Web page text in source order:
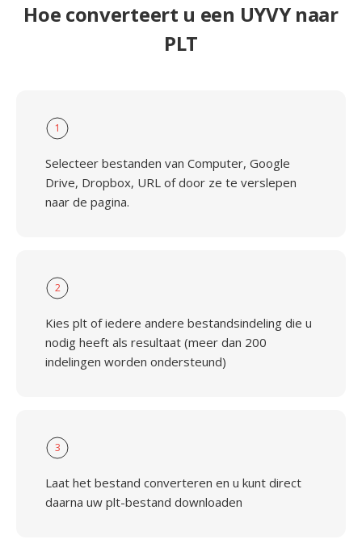
Hoe converteert u een UYVY naar
PLT
1
Selecteer bestanden van Computer, Google
Drive, Dropbox, URL of door ze te verslepen
naar de pagina.
2
Kies plt of iedere andere bestandsindeling die u
nodig heeft als resultaat (meer dan 200
indelingen worden ondersteund)
3
Laat het bestand converteren en u kunt direct
daarna uw plt-bestand downloaden